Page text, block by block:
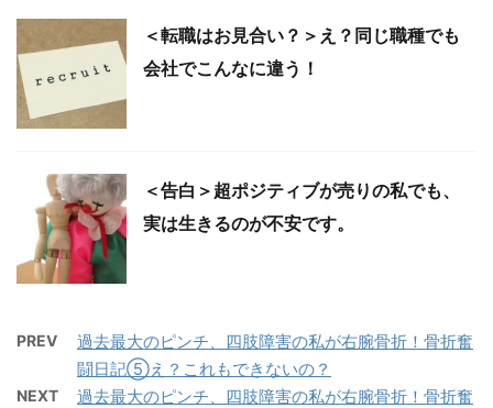
＜転職はお見合い？＞え？同じ職種でも
会社でこんなに違う！
＜告白＞超ポジティブが売りの私でも、
実は生きるのが不安です。
PREV
過去最大のピンチ、四肢障害の私が右腕骨折！骨折奮
闘日記⑤え？これもできないの？
NEXT
過去最大のピンチ、四肢障害の私が右腕骨折！骨折奮